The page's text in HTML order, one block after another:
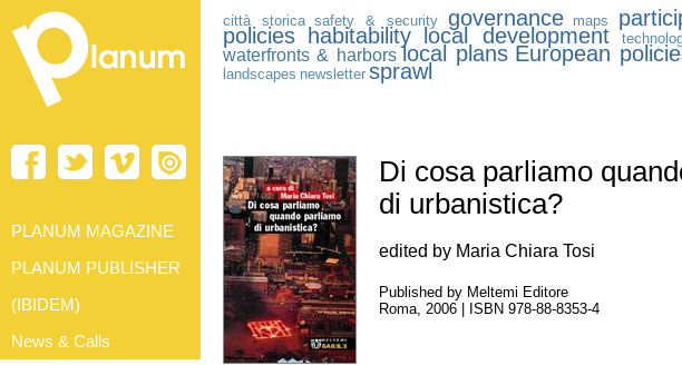
città storica safety & security governance maps
policies habitability local development
waterfronts & harbors local plans European
landscapes newsletter sprawl
Di cosa parliamo
di urbanistica?
edited by Maria Chiara Tosi
Published by Meltemi Editore
Roma, 2006 | ISBN 978-88-8353-4
PLANUM MAGAZINE
PLANUM PUBLISHER
(IBIDEM)
News & Calls